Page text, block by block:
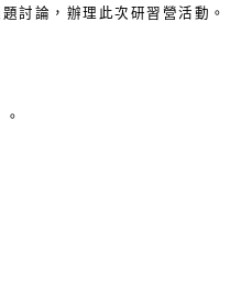
討論，辦理此次研習營活動。